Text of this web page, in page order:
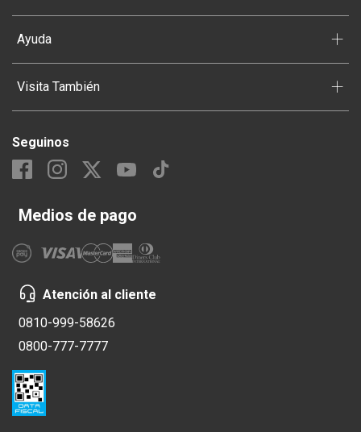
Ayuda +
Visita También +
Seguinos
Medios de pago
Atención al cliente
0810-999-58626
0800-777-7777